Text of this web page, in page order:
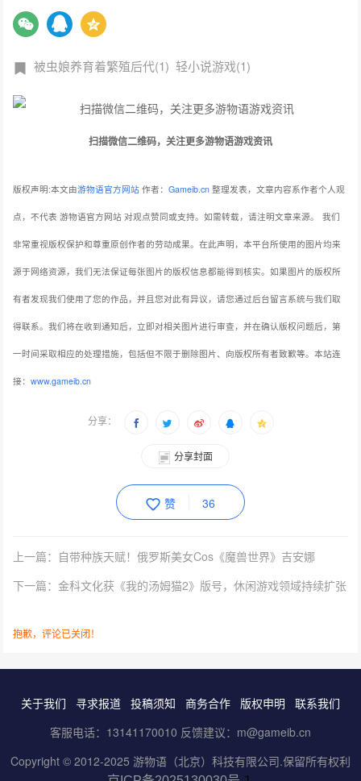
被虫娘养育着繁殖后代(1) 轻小说游戏(1)
扫描微信二维码，关注更多游物语游戏资讯
版权声明:本文由游物语官方网站 作者：Gameib.cn 整理发表，文章内容系作者个人观
点，不代表 游物语官方网站 对观点赞同或支持。如需转载，请注明文章来源。 我们
非常重视版权保护和尊重原创作者的劳动成果。在此声明，本平台所使用的图片均来
源于网络资源，我们无法保证每张图片的版权信息都能得到核实。如果图片的版权所
有者发现我们使用了您的作品，并且您对此有异议，请您通过后台留言系统与我们取
得联系。我们将在收到通知后，立即对相关图片进行审查，并在确认版权问题后，第
一时间采取相应的处理措施，包括但不限于删除图片、向版权所有者致歉等。本站连
接：www.gameib.cn
分享：
分享封面
赞 36
上一篇：自带种族天赋！俄罗斯美女Cos《魔兽世界》吉安娜
下一篇：金科文化获《我的汤姆猫2》版号，休闲游戏领域持续扩张
抱歉，评论已关闭！
关于我们 寻求报道 投稿须知 商务合作 版权申明
联系我们
客服电话：13141170010 反馈建议：m@gameib.cn
Copyright © 2012-2025 游物语（北京）科技有限公司.保留所有权利